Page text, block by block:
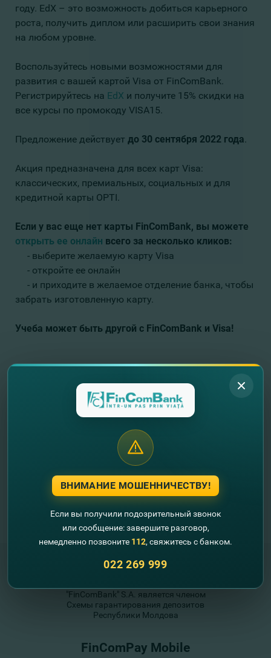
году. EdX – это возможность добиться карьерного
роста, получить диплом или расширить свои знания
на любом уровне.
Воспользуйтесь новыми возможностями для
развития с вашей картой Visa от FinComBank.
Регистрируйтесь на EdX и получите 15% скидки на
все курсы по промокоду VISA15.
Предложение действует до 30 сентября 2022 года.
Акция предназначена для всех карт Visa:
классических, премиальных, социальных и для
кредитной карты OPTI.
Если у вас еще нет карты FinComBank, вы можете
открыть ее онлайн всего за несколько кликов:
- выберите желаемую карту Visa
- откройте ее онлайн
- и приходите в желаемое отделение банка, чтобы
забрать изготовленную карту.
Учеба может быть другой с FinComBank и Visa!
Другие новости
"FinComBank" S.A. является членом
Схемы гарантирования депозитов
Республики Молдова
FinComPay Mobile
ВНИМАНИЕ МОШЕННИЧЕСТВУ!
Если вы получили подозрительный звонок
или сообщение: завершите разговор,
немедленно позвоните 112, свяжитесь с банком.
022 269 999